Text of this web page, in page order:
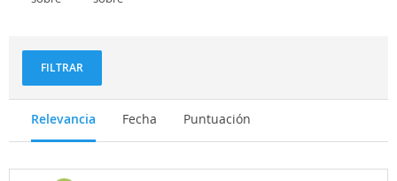
FILTRAR
Relevancia Fecha Puntuación